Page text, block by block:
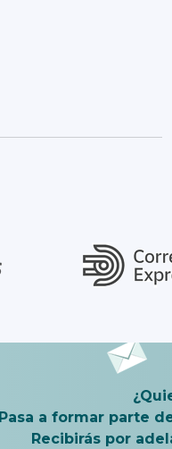
Pasa a formar parte
Recibirás por